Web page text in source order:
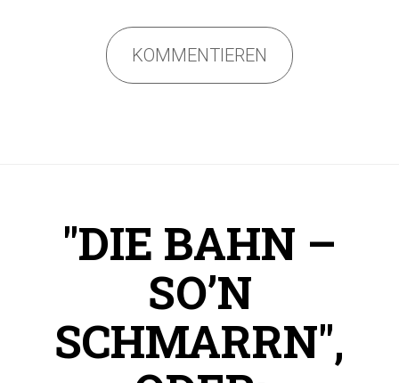
KOMMENTIEREN
"DIE BAHN –
SO’N
SCHMARRN",